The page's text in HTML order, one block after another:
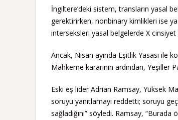
İngiltere’deki sistem, transların yasal
gerektirirken, nonbinary kimlikleri ise
interseksleri yasal belgelerde X cinsiyet
Ancak, Nisan ayında Eşitlik Yasası ile
Mahkeme kararının ardından, Yeşiller
Eski eş lider Adrian Ramsay, Yüksek
soruyu yanıtlamayı reddetti; soruyu
sağladığını” söyledi. Ramsay,